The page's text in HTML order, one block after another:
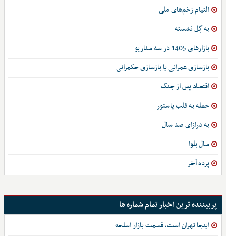
التیام زخم‌های ملی
به گِل نشسته
بازارهای 1405 در سه سناریو
بازسازی عمرانی یا بازسازی حکمرانی
اقتصاد پس از جنگ
حمله به قلب پاستور
به درازای صد سال
سال بلوا
پرده آخر
پربیننده ترین اخبار تمام شماره ها
اینجا تهران است، قسمت بازار اسلحه